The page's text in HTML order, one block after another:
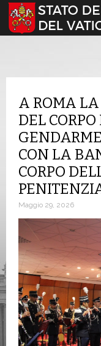
Seleziona la tua lingua
A ROMA
DEL
CON LA
CORPO
Maggio 29, 2026